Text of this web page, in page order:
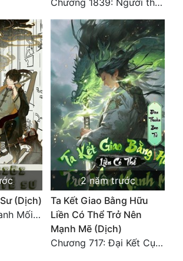
Chương 1839: Người thứ nhất là Nhân Hoàng
(Dịch)
Chương 953: Manh Mối Không Ngờ Đến!
2 năm trước
Ta Kết Giao Bằng Hữu
Liền Có Thể Trở Nên
Mạnh Mẽ (Dịch)
Chương 717: Đại Kết Cục (Toàn Thư Xong)